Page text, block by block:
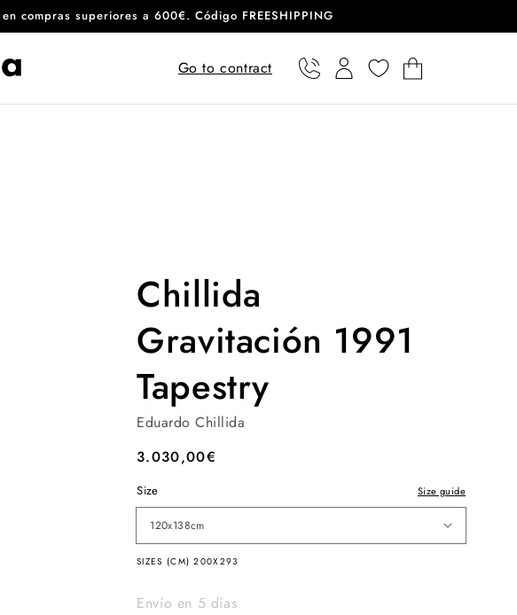
compras superiores a 600€. Código FREESHIPPING
Go to contract Phone User Cart
Chillida
Gravitación 1991
Tapestry
Eduardo Chillida
Regular
3.030,00€
Size Size guide
120x138cm
SIZES (CM) 200X293
Envío en 5 días